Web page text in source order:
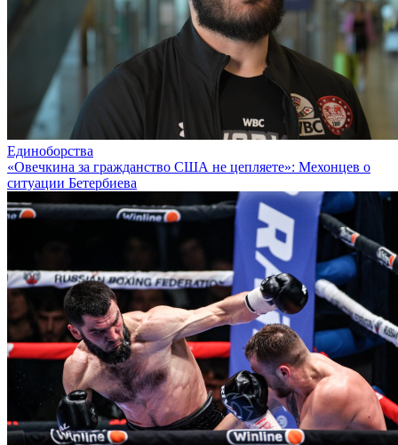
Единоборства
«Овечкина за гражданство США не цепляете»: Мехонцев о
ситуации Бетербиева